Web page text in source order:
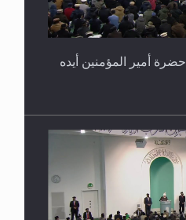
أمير المؤمنين أيده